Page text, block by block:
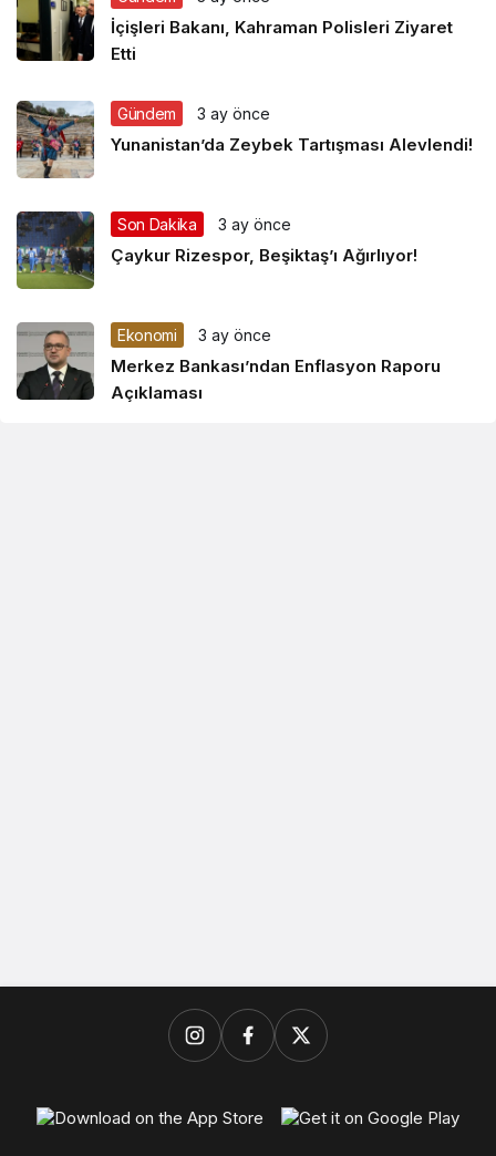
İçişleri Bakanı, Kahraman Polisleri Ziyaret
Etti
Gündem 3 ay önce
Yunanistan’da Zeybek Tartışması Alevlendi!
Son Dakika 3 ay önce
Çaykur Rizespor, Beşiktaş’ı Ağırlıyor!
Ekonomi 3 ay önce
Merkez Bankası’ndan Enflasyon Raporu
Açıklaması